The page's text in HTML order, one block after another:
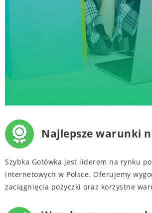
Najlepsze warunki
Szybka Gotówka jest liderem na rynku
internetowych w Polsce. Oferujemy
zaciągnięcia pożyczki oraz korzystne